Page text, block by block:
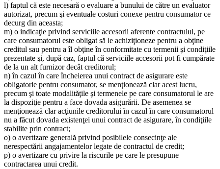
l) faptul că este necesară o evaluare a bunului de către un evaluator
autorizat, precum şi eventuale costuri conexe pentru consumator ce
decurg din aceasta;
m) o indicaţie privind serviciile accesorii aferente contractului, pe
care consumatorul este obligat să le achiziţioneze pentru a obţine
creditul sau pentru a îl obţine în conformitate cu termenii şi condiţiile
prezentate şi, după caz, faptul că serviciile accesorii pot fi cumpărate
de la un alt furnizor decât creditorul;
n) în cazul în care încheierea unui contract de asigurare este
obligatorie pentru consumator, se menţionează clar acest lucru,
precum şi toate modalităţile şi termenele pe care consumatorul le are
la dispoziţie pentru a face dovada asigurării. De asemenea se
menţionează clar acţiunile creditorului în cazul în care consumatorul
nu a făcut dovada existenţei unui contract de asigurare, în condiţiile
stabilite prin contract;
o) o avertizare generală privind posibilele consecinţe ale
nerespectării angajamentelor legate de contractul de credit;
p) o avertizare cu privire la riscurile pe care le presupune
contractarea unui credit.